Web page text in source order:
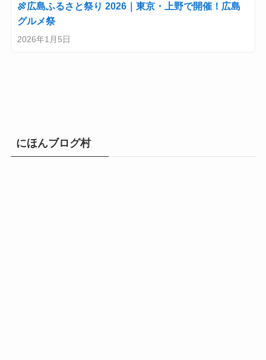
🍖広島ふるさと祭り 2026｜東京・上野で開催！広島
グルメ祭
2026年1月5日
にほんブログ村